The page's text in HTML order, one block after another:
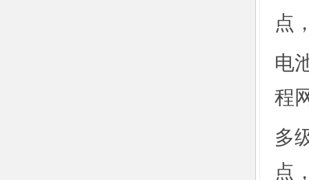
点
电
程
多
点